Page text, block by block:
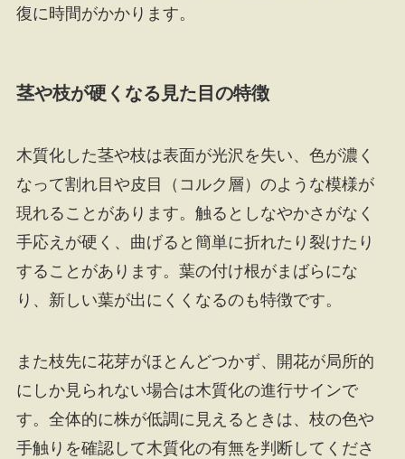
復に時間がかかります。
茎や枝が硬くなる見た目の特徴
木質化した茎や枝は表面が光沢を失い、色が濃く
なって割れ目や皮目（コルク層）のような模様が
現れることがあります。触るとしなやかさがなく
手応えが硬く、曲げると簡単に折れたり裂けたり
することがあります。葉の付け根がまばらにな
り、新しい葉が出にくくなるのも特徴です。
また枝先に花芽がほとんどつかず、開花が局所的
にしか見られない場合は木質化の進行サインで
す。全体的に株が低調に見えるときは、枝の色や
手触りを確認して木質化の有無を判断してくださ